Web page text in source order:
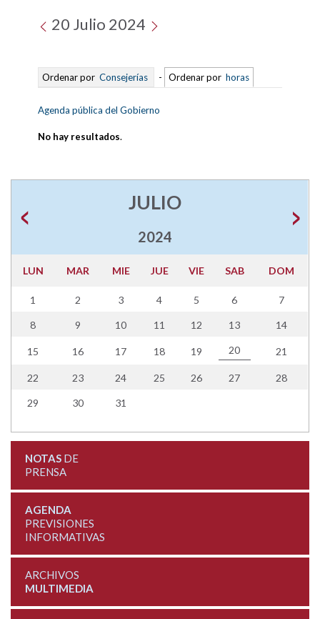
20 Julio 2024
Ordenar por Consejerías - Ordenar por horas
Agenda pública del Gobierno
No hay resultados.
JULIO
2024
LUN MAR MIE JUE VIE SAB DOM
1 2 3 4 5 6 7
8 9 10 11 12 13 14
15 16 17 18 19 20 21
22 23 24 25 26 27 28
29 30 31
NOTASDE
PRENSA
AGENDA
PREVISIONES
INFORMATIVAS
ARCHIVOS
MULTIMEDIA